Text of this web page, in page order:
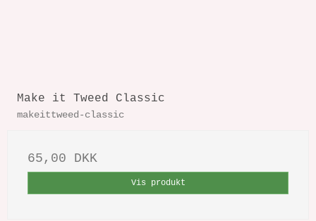
Make it Tweed Classic
makeittweed-classic
65,00 DKK
Vis produkt